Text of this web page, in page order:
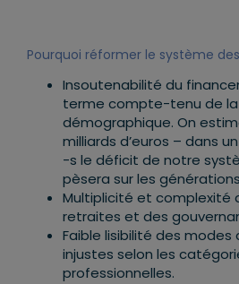
Pourquoi réformer le système
Insoutenabilité du
terme compte-tenu de
démographique. On
milliards d’euros – dans
-s le déficit de notre
pèsera sur les
Multiplicité et complexité
retraites et des
Faible lisibilité des modes
injustes selon les
professionnelles.